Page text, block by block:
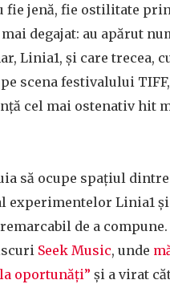
fie jenă, fie ostilitate
degajat: au apărut
Linia1, și care trecea,
scena festivalului
cel mai ostenativ hit
să ocupe spațiul
experimentelor Linia1
de a compune.
Seek Music, unde
oportunăți” și a virat